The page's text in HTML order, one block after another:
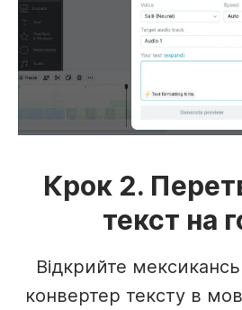
Крок 2.
текст на
Відкрийте
конвертер тексту в